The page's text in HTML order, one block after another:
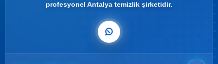
profesyonel Antalya temizlik şirketidir.